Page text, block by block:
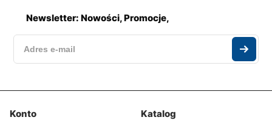
Newsletter: Nowości, Promocje,
Konto
Katalog